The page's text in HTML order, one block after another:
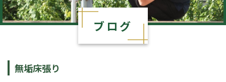
ブログ
無垢床張り